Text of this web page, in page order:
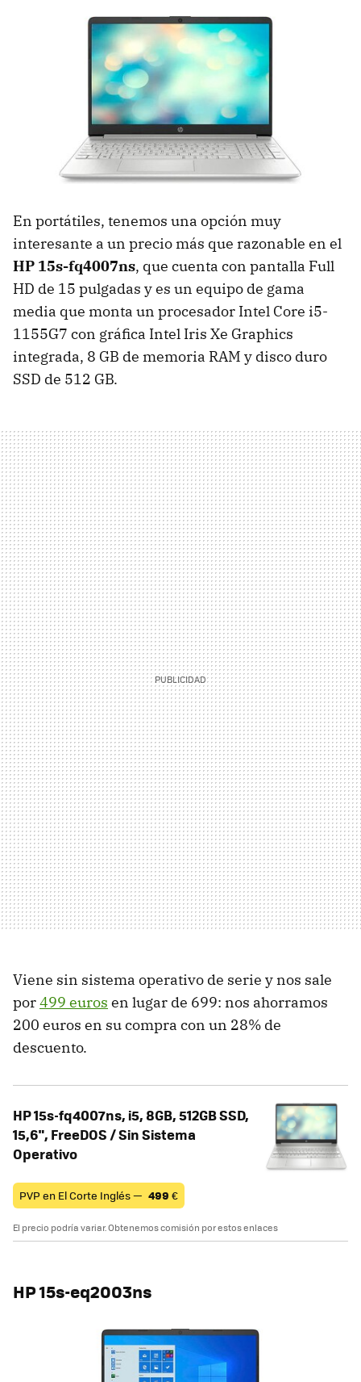
En portátiles, tenemos una opción muy
interesante a un precio más que razonable en el
HP 15s-fq4007ns, que cuenta con pantalla Full
HD de 15 pulgadas y es un equipo de gama
media que monta un procesador Intel Core i5-
1155G7 con gráfica Intel Iris Xe Graphics
integrada, 8 GB de memoria RAM y disco duro
SSD de 512 GB.
Viene sin sistema operativo de serie y nos sale
por499 euros en lugar de 699: nos ahorramos
200 euros en su compra con un 28% de
descuento.
HP 15s-fq4007ns, i5, 8GB, 512GB SSD,
15,6", FreeDOS / Sin Sistema
Operativo
PVP en El Corte Inglés — 499 €
El precio podría variar. Obtenemos comisión por estos enlaces
HP 15s-eq2003ns